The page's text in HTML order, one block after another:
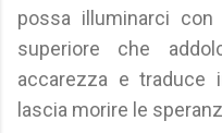
possa illuminarci
superiore che
accarezza e traduce
lascia morire le